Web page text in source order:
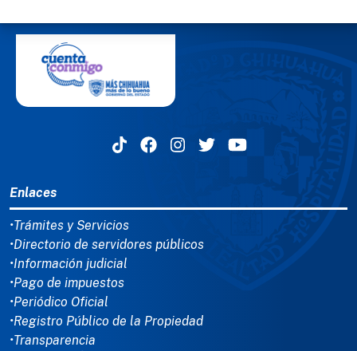
Enlaces
•Trámites y Servicios
•Directorio de servidores públicos
•Información judicial
•Pago de impuestos
•Periódico Oficial
•Registro Público de la Propiedad
•Transparencia